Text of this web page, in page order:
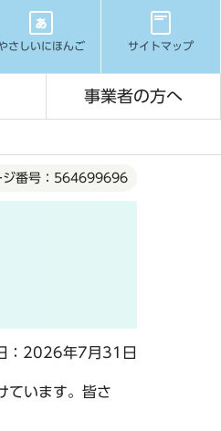
さしいにほんご サイトマップ
事業者の方へ
ジ番号：564699696
：2026年7月31日
ています。皆さ